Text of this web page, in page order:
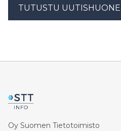
TUTUSTU
Oy Suomen Tietotoimisto